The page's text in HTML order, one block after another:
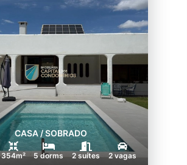
CASA / SOBRADO
354m² 5 dorms 2 suítes 2 vagas